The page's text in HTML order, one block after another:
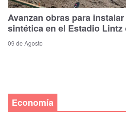
Avanzan obras para
sintética en el Estadio Lintz
09 de Agosto
Economía